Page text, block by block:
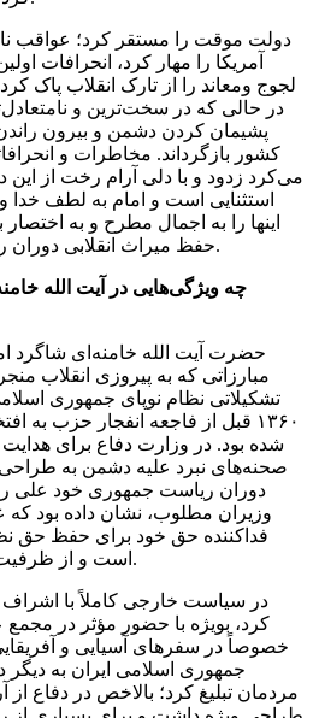
دولت موقت را مستقر کرد؛ عواقب
آمریکا را مهار کرد، انحرافات
لجوج ومعاند را از تارک انقلاب پاک
در حالی که در سخت‌ترین و
پشیمان کردن دشمن و بیرون
کشور بازگرداند. مخاطرات و
می‌کرد زدود و با دلی آرام رخت از
استثنایی است و امام به لطف خدا و
اینها را به اجمال مطرح و به
حفظ میراث انقلابی دوران نبود.
چه ویژگی‌هایی در آیت الله
حضرت آیت الله خامنه‌ای شاگرد
مبارزاتی که به پیروزی انقلاب
تشکیلاتی نظام نوپای جمهوری
۱۳۶۰ قبل از فاجعه انفجار حزب به
شده بود. در وزارت دفاع برای
صحنه‌های نبرد علیه دشمن به طراحی
دوران ریاست جمهوری خود علی
وزیران مطلوب، نشان داده بود که
فداکننده حق خود برای حفظ حق
است و از ظرفیت سترگ حلم برخوردار است.
در سیاست خارجی کاملاً با اشراف
کرد، بویژه با حضور مؤثر در
خصوصاً در سفرهای آسیایی و
جمهوری اسلامی ایران به دیگر
مردمان تبلیغ کرد؛ بالاخص در دفاع